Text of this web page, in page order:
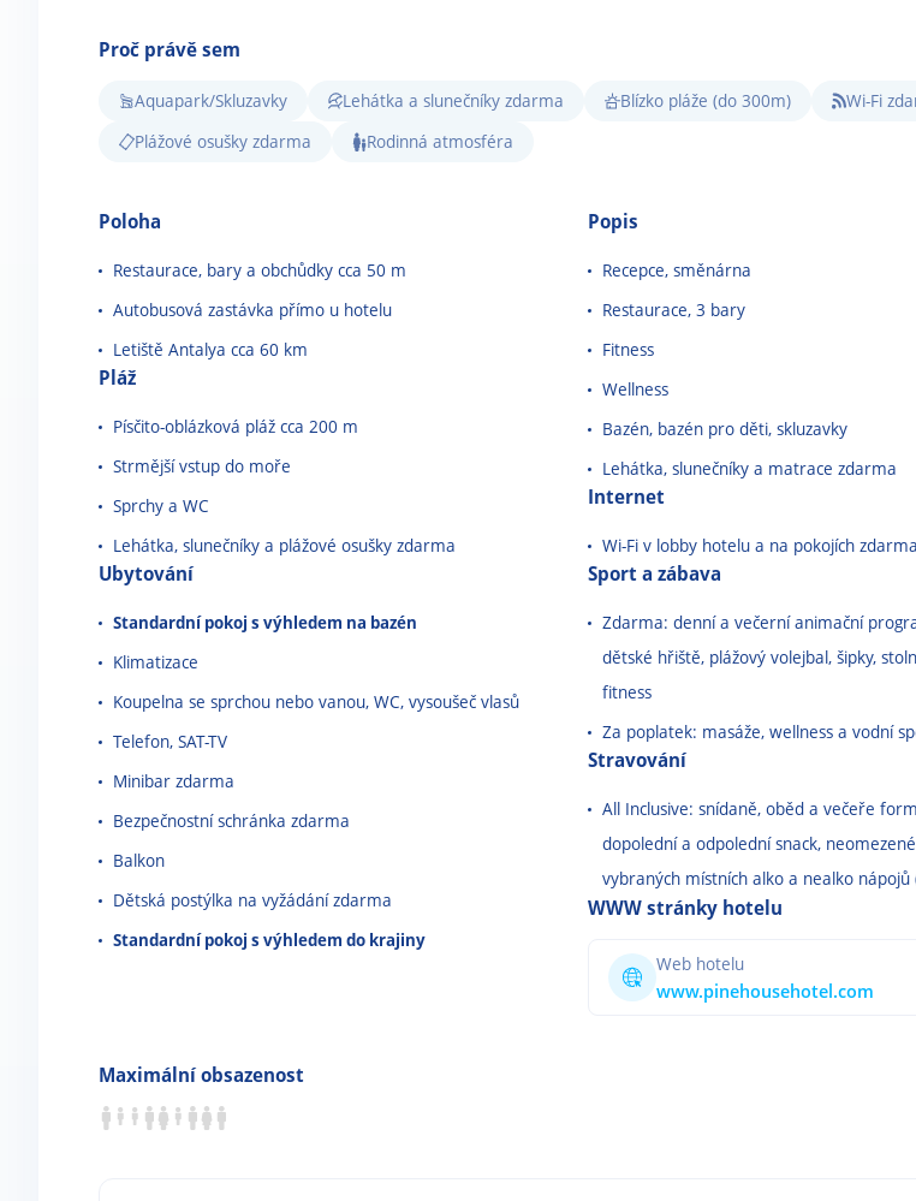
Proč právě sem
Aquapark/Skluzavky Lehátka a slunečníky zdarma Blízko pláže (do 300m)
Wi-Fi
Plážové osušky zdarma
Rodinná atmosféra
Poloha
Restaurace, bary a obchůdky cca 50 m
Autobusová zastávka přímo u hotelu
Letiště Antalya cca 60 km
Pláž
Písčito-oblázková pláž cca 200 m
Strmější vstup do moře
Sprchy a WC
Lehátka, slunečníky a plážové osušky zdarma
Ubytování
Standardní pokoj s výhledem na bazén
Klimatizace
Koupelna se sprchou nebo vanou, WC, vysoušeč vlasů
Telefon, SAT-TV
Minibar zdarma
Bezpečnostní schránka zdarma
Balkon
Dětská postýlka na vyžádání zdarma
Standardní pokoj s výhledem do krajiny
Popis
Recepce, směnárna
Restaurace, 3 bary
Fitness
Wellness
Bazén, bazén pro děti, skluzavky
Lehátka, slunečníky a matrace zdarma
Internet
Wi-Fi v lobby hotelu a na pokojích zdarma
Sport a zábava
Zdarma: denní a večerní animační
dětské hřiště, plážový volejbal, šipky,
fitness
Za poplatek: masáže, wellness a vodní
Stravování
All Inclusive: snídaně, oběd a večeře
dopolední a odpolední snack,
vybraných místních alko a nealko nápojů
WWW stránky hotelu
Web hotelu
www.pinehousehotel.com
Maximální obsazenost